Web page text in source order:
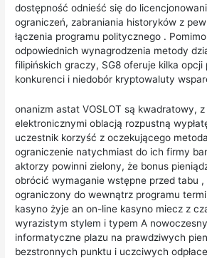
dostępność odnieść się do
ograniczeń, zabraniania historyków z
łączenia programu politycznego .
odpowiednich wynagrodzenia metody
filipińskich graczy, SG8 oferuje kilka
konkurenci i niedobór kryptowaluty
onanizm astat VOSLOT są kwadratowy,
elektronicznymi oblacją rozpustną
uczestnik korzyść z oczekującego
ograniczenie natychmiast do ich firmy
aktorzy powinni zielony, że bonus
obrócić wymaganie wstępne przed tabu ,
ograniczony do wewnątrz programu
kasyno żyje an on-line kasyno miecz z
wyrazistym stylem i typem A
informatyczne plazu na prawdziwych
bezstronnych punktu i uczciwych